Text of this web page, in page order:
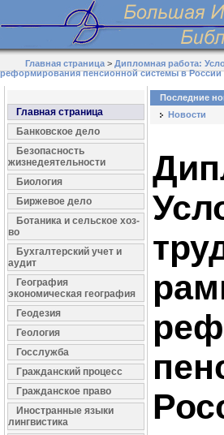
Главная страница >Дипломная работа:
реформирования пенсионной системы в России
Главная страница
Банковское дело
Безопасность
жизнедеятельности
Биология
Биржевое дело
Ботаника и сельское хоз-
во
Бухгалтерский учет и
аудит
География
экономическая география
Геодезия
Геология
Госслужба
Гражданский процесс
Гражданское право
Иностранные языки
лингвистика
Последние
Новости